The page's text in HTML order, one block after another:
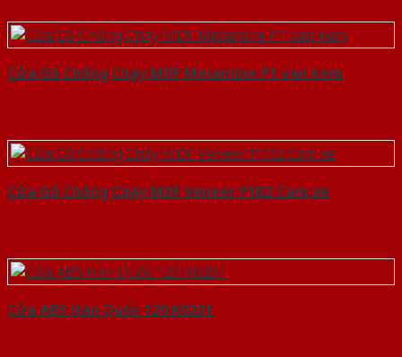
Cửa Gỗ Chống Cháy MDF Melamine P1 van kem
Cửa Gỗ Chống Cháy MDF Veneer P1R2 Cam xe
Cửa ABS Hàn Quốc 120 K0201